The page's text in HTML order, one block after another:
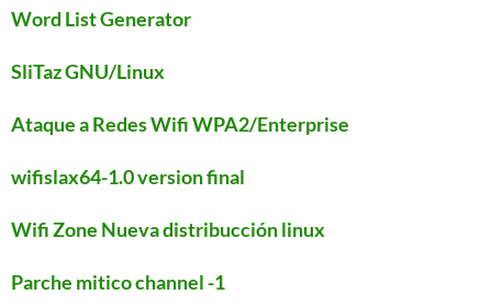
Word List Generator
SliTaz GNU/Linux
Ataque a Redes Wifi WPA2/Enterprise
wifislax64-1.0 version final
Wifi Zone Nueva distribucción linux
Parche mitico channel -1